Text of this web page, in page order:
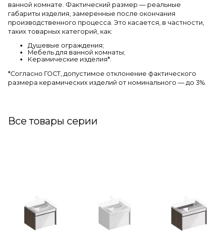
ванной комнате. Фактический размер — реальные
габариты изделия, замеренные после окончания
производственного процесса. Это касается, в частности,
таких товарных категорий, как:
Душевые ограждения;
Мебель для ванной комнаты;
Керамические изделия*.
*Cогласно ГОСТ, допустимое отклонение фактического
размера керамических изделий от номинального — до 3%.
Все товары серии